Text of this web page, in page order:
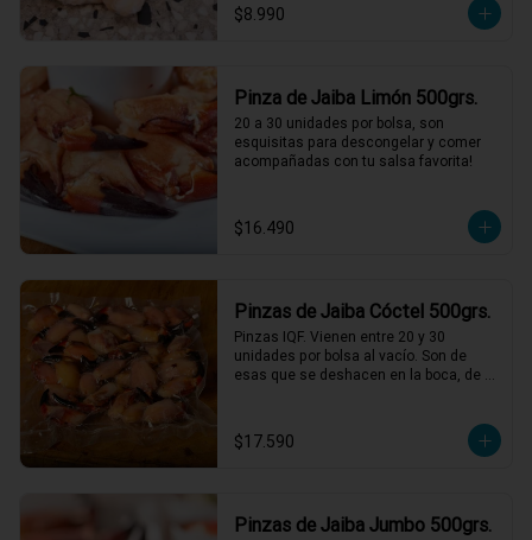
$8.990
Pinza de Jaiba Limón 500grs.
20 a 30 unidades por bolsa, son
esquisitas para descongelar y comer
acompañadas con tu salsa favorita!
$16.490
Pinzas de Jaiba Cóctel 500grs.
Pinzas IQF. Vienen entre 20 y 30
unidades por bolsa al vacío. Son de
esas que se deshacen en la boca, de
mayonesas de varios sabores.
$17.590
Pinzas de Jaiba Jumbo 500grs.